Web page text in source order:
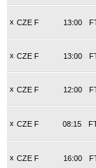
x CZE F 13:00
x CZE F 13:00
x CZE F 12:00
x CZE F 08:15
x CZE F 16:00